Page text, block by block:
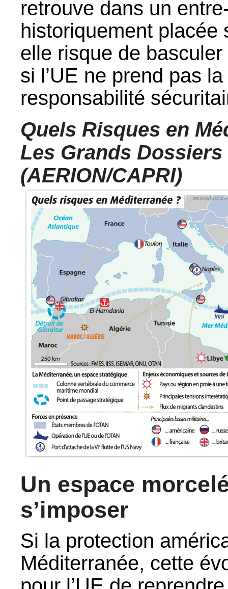
retrouve dans un
historiquement
elle risque de
si l’UE ne prend pas
responsabilité
Quels Risques en
Les Grands
(AERION/CAPRI)
Un espace
s’imposer
Si la protection
Méditerranée, cette